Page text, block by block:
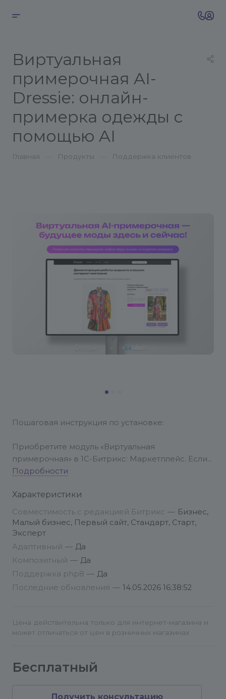
Виртуальная
примерочная AI-
Dressie: онлайн-
примерка одежды с
помощью AI
Главная Продукты Поддержка клиентов
Пошаговая инструкция по установке:
Приобретите модуль «Виртуальная
примерочная» в 1С-Битрикс: Маркетплейс. Если
вы хотите сначала протестировать решение, то
оценить, как технология работает в вашем
магазине или просто как пользователь в
Telegram.
После установки решения из маркетплейса
Битрикс, перейдите в административную панель
В меню слева выберите Marketplace ->
В списке установленных решений найдите
Подробности
Характеристики
Совместимость с редакцией Битрикс — Бизнес,
Малый бизнес, Первый сайт, Стандарт, Старт,
Эксперт
Адаптивный — Да
Композитный — Да
Поддержка php8 — Да
Последние обновления — 14.05.2026 16:38:52
Цена действительна только для интернет-магазина и
может отличаться от цен в розничных магазинах
Бесплатный
Получить консультацию